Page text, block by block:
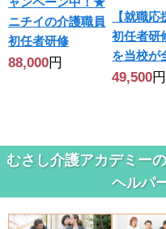
ニチイの介護職員
初任者研修
88,000円
【就職応
初任者研
を当校が
49,500円
むさし介護アカデミー
ヘルパ